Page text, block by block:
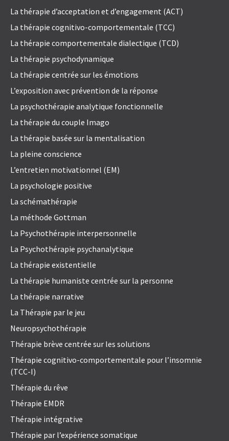
La thérapie d’acceptation et d’engagement (ACT)
La thérapie cognitivo-comportementale (TCC)
La thérapie comportementale dialectique (TCD)
La thérapie psychodynamique
La thérapie centrée sur les émotions
L’exposition avec prévention de la réponse
La psychothérapie analytique fonctionnelle
La thérapie du couple Imago
La thérapie basée sur la mentalisation
La pleine conscience
L’entretien motivationnel (EM)
La psychologie positive
La schémathérapie
La méthode Gottman
La Psychothérapie interpersonnelle
La Psychothérapie psychanalytique
La thérapie existentielle
La thérapie humaniste centrée sur la personne
La thérapie narrative
La Thérapie par le jeu
Neuropsychothérapie
Thérapie brève centrée sur les solutions
Thérapie cognitivo-comportementale pour l’insomnie
(TCC-I)
Thérapie du rêve
Thérapie EMDR
Thérapie intégrative
Thérapie par l’expérience somatique